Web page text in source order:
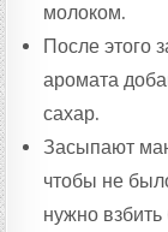
молоком.
После этого
аромата
сахар.
Засыпают
чтобы не
нужно